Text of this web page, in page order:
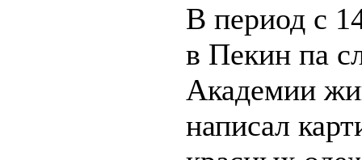
В период с
в Пекин па
Академии
написал